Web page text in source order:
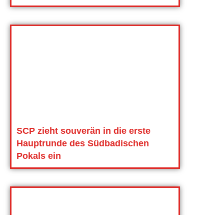
SCP zieht souverän in die erste
Hauptrunde des Südbadischen
Pokals ein